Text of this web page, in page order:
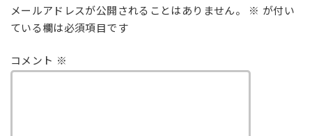
メールアドレスが公開されることはありません。 ※ が付い
ている欄は必須項目です
コメント ※